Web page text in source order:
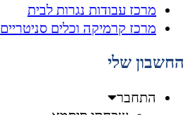
מרכז עבודות נגרות לבית
מרכז קרמיקה וכלים סניטריים
החשבון שלי
התחבר